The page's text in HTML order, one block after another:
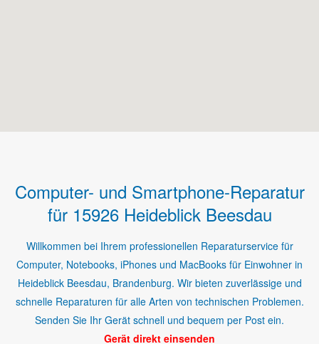
Computer- und Smartphone-Reparatur
für 15926 Heideblick Beesdau
Willkommen bei Ihrem professionellen Reparaturservice für
Computer, Notebooks, iPhones und MacBooks für Einwohner in
Heideblick Beesdau, Brandenburg. Wir bieten zuverlässige und
schnelle Reparaturen für alle Arten von technischen Problemen.
Senden Sie Ihr Gerät schnell und bequem per Post ein.
Gerät direkt einsenden